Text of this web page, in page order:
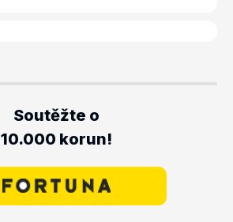
Soutěžte o
10.000 korun!